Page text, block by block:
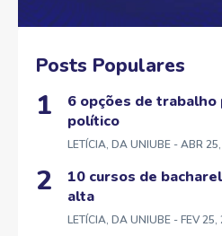
Posts Populares
6 opções de
político
LETÍCIA, DA UNIUBE - ABR
10 cursos de
alta
LETÍCIA, DA UNIUBE - FEV 25,